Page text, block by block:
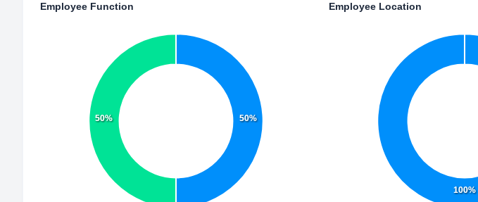
Employee Function
50%
50%
Employee Location
100%